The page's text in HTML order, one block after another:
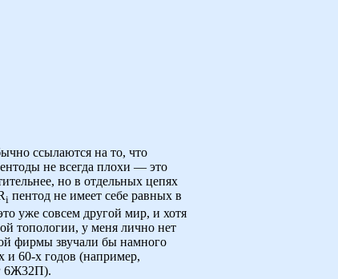
ссылаются на то, что
не всегда плохи — это
но в отдельных цепях
i пентод не имеет себе равных в
уже совсем другой мир, и хотя
топологии, у меня лично нет
фирмы звучали бы намного
и 60-х годов (например,
6Ж32П).